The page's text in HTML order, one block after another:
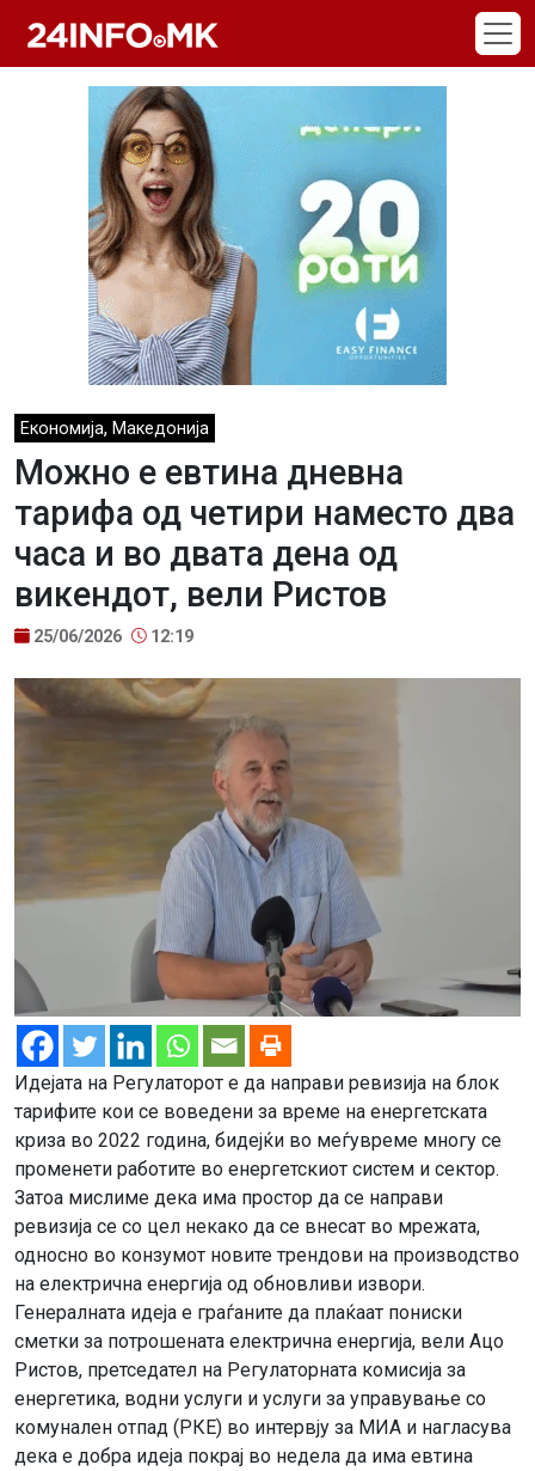
Економија, Македонија
Можно е евтина дневна
тарифа од четири наместо два
часа и во двата дена од
викендот, вели Ристов
25/06/2026 12:19
Идејата на Регулаторот е да направи ревизија на блок
тарифите кои се воведени за време на енергетската
криза во 2022 година, бидејќи во меѓувреме многу се
променети работите во енергетскиот систем и сектор.
Затоа мислиме дека има простор да се направи
ревизија се со цел некако да се внесат во мрежата,
односно во конзумот новите трендови на производство
на електрична енергија од обновливи извори.
Генералната идеја е граѓаните да плаќаат пониски
сметки за потрошената електрична енергија, вели Ацо
Ристов, претседател на Регулаторната комисија за
енергетика, водни услуги и услуги за управување со
комунален отпад (РКЕ) во интервју за МИА и нагласува
дека е добра идеја покрај во недела да има евтина